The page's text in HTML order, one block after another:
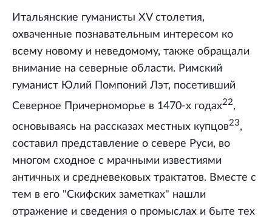
Итальянские гуманисты XV столетия,
охваченные познавательным интересом ко
всему новому и неведомому, также обращали
внимание на северные области. Римский
гуманист Юлий Помпоний Лэт, посетивший
Северное Причерноморье в 1470-х годах22,
основываясь на рассказах местных купцов23,
составил представление о севере Руси, во
многом сходное с мрачными известиями
античных и средневековых трактатов. Вместе с
тем в его "Скифских заметках" нашли
отражение и сведения о промыслах и быте тех